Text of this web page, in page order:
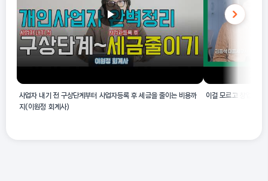
사업자 내기 전 구상단계부터 사업자등록 후 세금을 줄이는 비용까
지(이원정 회계사)
이걸 모르고 창업하면